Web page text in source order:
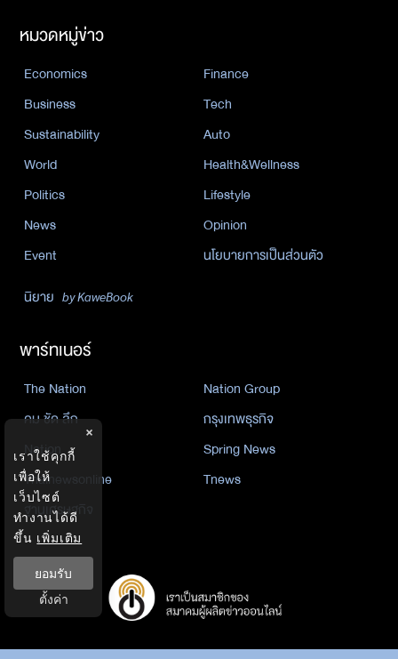
หมวดหมู่ข่าว
Economics
Finance
Business
Tech
Sustainability
Auto
World
Health&Wellness
Politics
Lifestyle
News
Opinion
Event
นโยบายการเป็นส่วนตัว
นิยาย by KaweBook
พาร์ทเนอร์
The Nation
Nation Group
คม ชัด ลึก
กรุงเทพธุรกิจ
Nation
Spring News
Thainewsonline
Tnews
ฐานเศรษฐกิจ
×
เราใช้คุกกี้
เพื่อให้
เว็บไซต์
ทำงานได้ดี
ขึ้น เพิ่มเติม
ยอมรับ
ตั้งค่า